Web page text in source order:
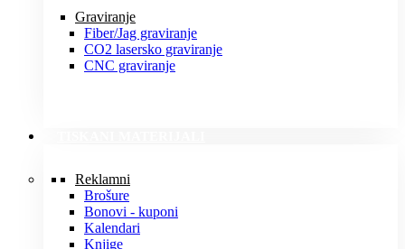
Graviranje
Fiber/Jag graviranje
CO2 lasersko graviranje
CNC graviranje
Reklamni
Brošure
Bonovi - kuponi
Kalendari
Knjige